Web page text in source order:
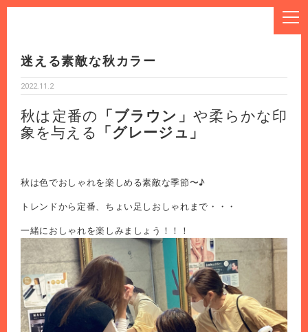
迷える素敵な秋カラー
2022.11.2
秋は定番の 「ブラウン」 や柔らかな印
象を与える 「グレージュ」
秋は色でおしゃれを楽しめる素敵な季節〜♪
トレンドから定番、ちょい足しおしゃれまで・・・
一緒におしゃれを楽しみましょう！！！